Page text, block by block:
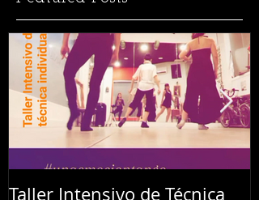
Taller Intensivo de Técnica